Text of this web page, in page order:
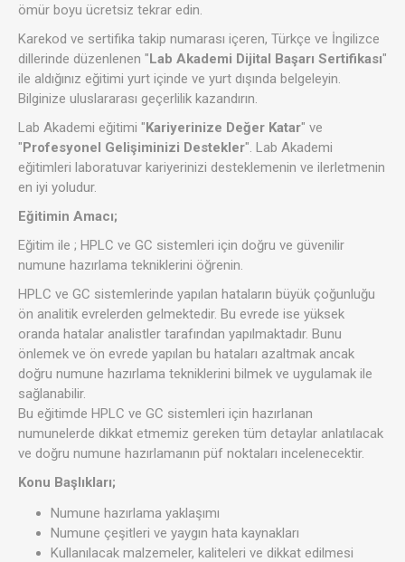
ömür boyu ücretsiz tekrar edin.
Karekod ve sertifika takip numarası içeren, Türkçe ve İngilizce
dillerinde düzenlenen "Lab Akademi Dijital Başarı Sertifikası"
ile aldığınız eğitimi yurt içinde ve yurt dışında belgeleyin.
Bilginize uluslararası geçerlilik kazandırın.
Lab Akademi eğitimi "Kariyerinize Değer Katar" ve
"Profesyonel Gelişiminizi Destekler". Lab Akademi
eğitimleri laboratuvar kariyerinizi desteklemenin ve ilerletmenin
en iyi yoludur.
Eğitimin Amacı;
Eğitim ile ; HPLC ve GC sistemleri için doğru ve güvenilir
numune hazırlama tekniklerini öğrenin.
HPLC ve GC sistemlerinde yapılan hataların büyük çoğunluğu
ön analitik evrelerden gelmektedir. Bu evrede ise yüksek
oranda hatalar analistler tarafından yapılmaktadır. Bunu
önlemek ve ön evrede yapılan bu hataları azaltmak ancak
doğru numune hazırlama tekniklerini bilmek ve uygulamak ile
sağlanabilir.
Bu eğitimde HPLC ve GC sistemleri için hazırlanan
numunelerde dikkat etmemiz gereken tüm detaylar anlatılacak
ve doğru numune hazırlamanın püf noktaları incelenecektir.
Konu Başlıkları;
Numune hazırlama yaklaşımı
Numune çeşitleri ve yaygın hata kaynakları
Kullanılacak malzemeler, kaliteleri ve dikkat edilmesi